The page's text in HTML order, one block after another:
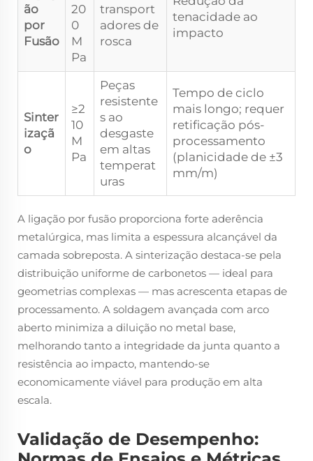
ão
por
Fusão
20
0
M
Pa
transport
adores de
rosca
tenacidade ao
impacto
Sinter
izaçã
o
≥2
10
M
Pa
Peças
resistente
s ao
desgaste
em altas
temperat
uras
Tempo de ciclo
mais longo; requer
retificação pós-
processamento
(planicidade de ±3
mm/m)
A ligação por fusão proporciona forte aderência
metalúrgica, mas limita a espessura alcançável da
camada sobreposta. A sinterização destaca-se pela
distribuição uniforme de carbonetos — ideal para
geometrias complexas — mas acrescenta etapas de
processamento. A soldagem avançada com arco
aberto minimiza a diluição no metal base,
melhorando tanto a integridade da junta quanto a
resistência ao impacto, mantendo-se
economicamente viável para produção em alta
escala.
Validação de Desempenho: